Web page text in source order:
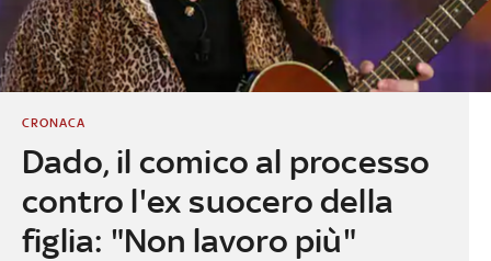
Dado, il comico al processo
contro l'ex suocero della
figlia: "Non lavoro più"
CRONACA